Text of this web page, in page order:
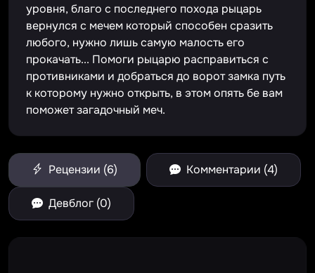
уровня, благо с последнего похода рыцарь
вернулся с мечем который способен сразить
любого, нужно лишь самую малость его
прокачать... Помоги рыцарю расправиться с
противниками и добраться до ворот замка путь
к которому нужно открыть, в этом опять бе вам
поможет загадочный меч.
Рецензии (6) Комментарии (4)
Девблог (0)